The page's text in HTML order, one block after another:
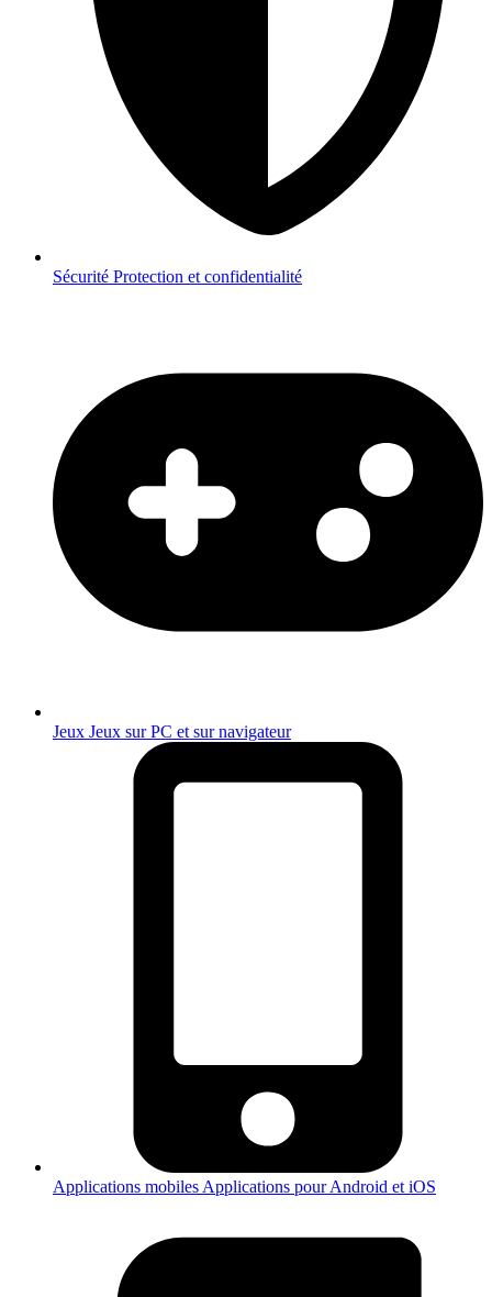
Sécurité Protection et confidentialité
Jeux Jeux sur PC et sur navigateur
Applications mobiles Applications pour Android et iOS